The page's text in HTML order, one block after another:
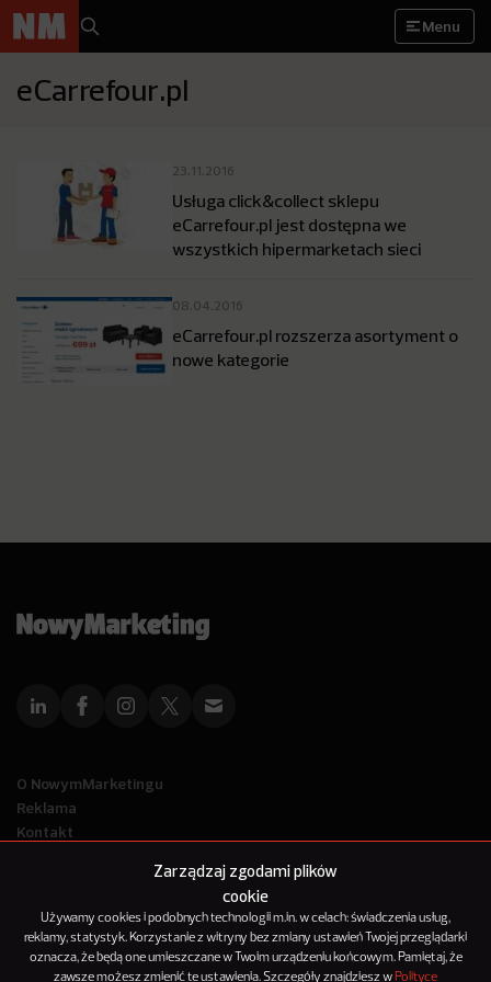
Zarządzaj zgodami plików
cookie
Używamy cookies i podobnych technologii m.in. w celach: świadczenia usług,
reklamy, statystyk. Korzystanie z witryny bez zmiany ustawień Twojej przeglądarki
oznacza, że będą one umieszczane w Twoim urządzeniu końcowym. Pamiętaj, że
zawsze możesz zmienić te ustawienia. Szczegóły znajdziesz w Polityce
Menu
eCarrefour.pl
23.11.2016
Usługa click&collect sklepu
eCarrefour.pl jest dostępna we
wszystkich hipermarketach sieci
08.04.2016
eCarrefour.pl rozszerza asortyment o
nowe kategorie
O NowymMarketingu
Reklama
Kontakt
© 2012-2025